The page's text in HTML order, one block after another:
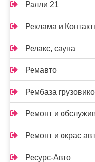
Ралли 21
Реклама и
Релакс, сауна
Ремавто
Рембаза
Ремонт и
Ремонт и окрас
Ресурс-Авто